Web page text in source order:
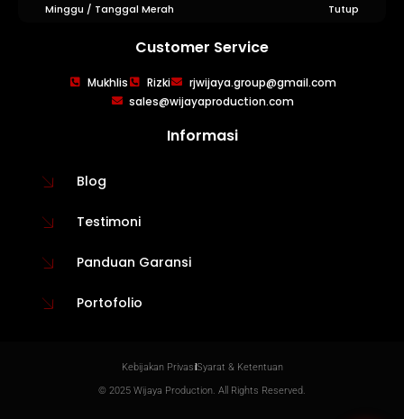
WIJAYA PRODUCTION
Minggu / Tanggal Merah
Tutup
Customer Service
Mukhlis Rizki
rjwijaya.group@gmail.com
sales@wijayaproduction.com
Informasi
Blog
Testimoni
Panduan Garansi
Portofolio
Kebijakan PrivasiSyarat & Ketentuan
© 2025 Wijaya Production. All Rights Reserved.